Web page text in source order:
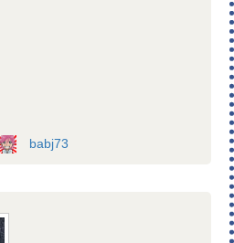
babj73